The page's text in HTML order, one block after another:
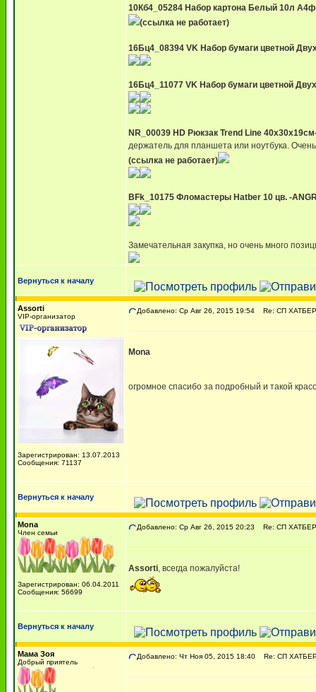
10Кб4_05284 Набор картона Белый 10л
(ссылка не работает)
16Бц4_08394 VK Набор бумаги цветной
16Бц4_11077 VK Набор бумаги цветной
NR_00039 HD Рюкзак Trend Line
держатель для планшета или ноутбука.
(ссылка не работает)
BFk_10175 Фломастеры Hatber 10 цв. -
Замечательная закупка, но очень много
Вернуться к началу
Assorti
VIP-организатор
Зарегистрирован: 13.07.2013
Сообщения: 71137
Добавлено: Ср Авг 26, 2015 19:54 Re: СП ХАТБЕР
Mona
огромное спасибо за подробный и такой
Вернуться к началу
Mona
Член семьи
Зарегистрирован: 06.04.2011
Сообщения: 56699
Добавлено: Ср Авг 26, 2015 20:23 Re: СП ХАТБЕР
Assorti, всегда пожалуйста!
Вернуться к началу
Мама Зоя
Добрый приятель
Добавлено: Чт Ноя 05, 2015 18:40 Re: СП ХАТБЕР